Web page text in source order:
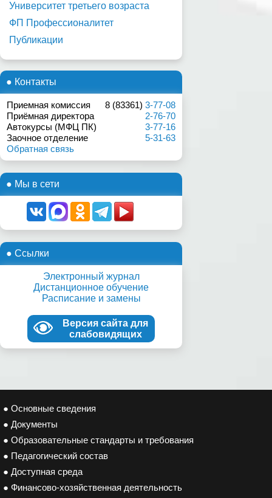
Университет третьего возраста
ФП Профессионалитет
Публикации
● Контакты
Приемная комиссия 8 (83361) 3-77-08
Приёмная директора
2-76-70
Автокурсы (МФЦ ПК)
3-77-16
Заочное отделение
5-31-63
Обратная связь
● Мы в сети
● Ссылки
Электронный журнал
Дистанционное обучение
Расписание и замены
Версия сайта для
слабовидящих
● Основные сведения
● Документы
● Образовательные стандарты и требования
● Педагогический состав
● Доступная среда
● Финансово-хозяйственная деятельность